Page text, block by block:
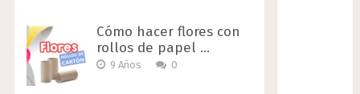
Cómo hacer flores con
rollos de papel …
9 Años 0